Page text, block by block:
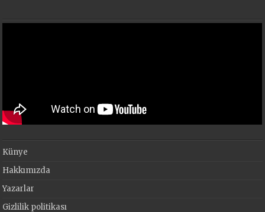
Künye
Hakkımızda
Yazarlar
Gizlilik politikası